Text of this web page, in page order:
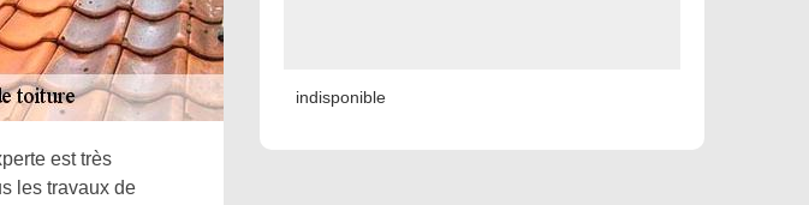
est très
les travaux de
indisponible